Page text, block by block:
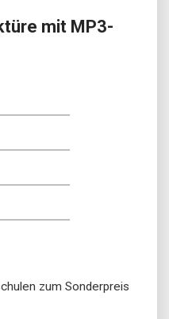
mit MP3-
zum Sonderpreis